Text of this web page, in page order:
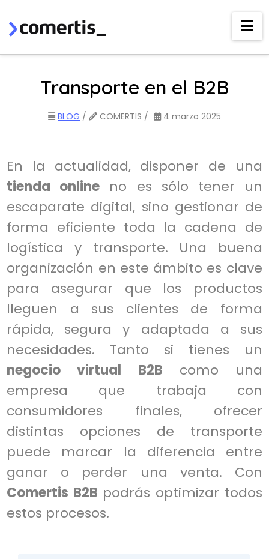
Transporte en el B2B
BLOG / COMERTIS / 4 marzo 2025
En la actualidad, disponer de una
tienda online no es sólo tener un
escaparate digital, sino gestionar de
forma eficiente toda la cadena de
logística y transporte. Una buena
organización en este ámbito es clave
para asegurar que los productos
lleguen a sus clientes de forma
rápida, segura y adaptada a sus
necesidades. Tanto si tienes un
negocio virtual B2B como una
empresa que trabaja con
consumidores finales, ofrecer
distintas opciones de transporte
puede marcar la diferencia entre
ganar o perder una venta. Con
Comertis B2B podrás optimizar todos
estos procesos.